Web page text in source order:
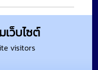
เว็บไซต์
visitors